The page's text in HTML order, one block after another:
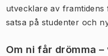
utvecklare av
satsa på studenter och
Om ni får drömma